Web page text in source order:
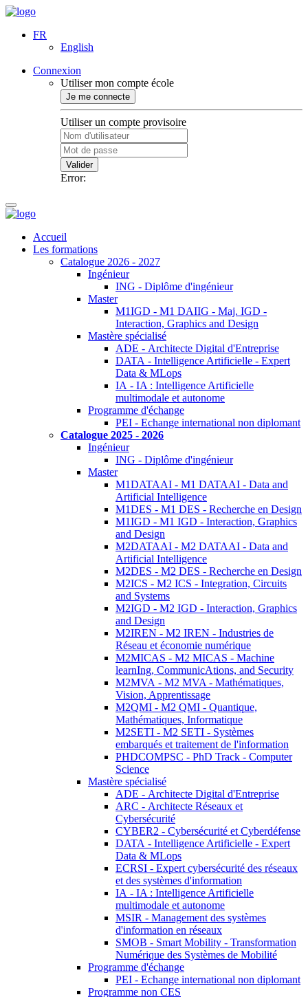
FR
English
Connexion
Utiliser mon compte école
Je me connecte
Utiliser un compte provisoire
Valider
Error:
Accueil
Les formations
Catalogue 2026 - 2027
Ingénieur
ING - Diplôme d'ingénieur
Master
M1IGD - M1 DAIIG - Maj. IGD -
Interaction, Graphics and Design
Mastère spécialisé
ADE - Architecte Digital d'Entreprise
DATA - Intelligence Artificielle - Expert
Data & MLops
IA - IA : Intelligence Artificielle
multimodale et autonome
Programme d'échange
PEI - Echange international non diplomant
Catalogue 2025 - 2026
Ingénieur
ING - Diplôme d'ingénieur
Master
M1DATAAI - M1 DATAAI - Data and
Artificial Intelligence
M1DES - M1 DES - Recherche en Design
M1IGD - M1 IGD - Interaction, Graphics
and Design
M2DATAAI - M2 DATAAI - Data and
Artificial Intelligence
M2DES - M2 DES - Recherche en Design
M2ICS - M2 ICS - Integration, Circuits
and Systems
M2IGD - M2 IGD - Interaction, Graphics
and Design
M2IREN - M2 IREN - Industries de
Réseau et économie numérique
M2MICAS - M2 MICAS - Machine
learnIng, CommunicAtions, and Security
M2MVA - M2 MVA - Mathématiques,
Vision, Apprentissage
M2QMI - M2 QMI - Quantique,
Mathématiques, Informatique
M2SETI - M2 SETI - Systèmes
embarqués et traitement de l'information
PHDCOMPSC - PhD Track - Computer
Science
Mastère spécialisé
ADE - Architecte Digital d'Entreprise
ARC - Architecte Réseaux et
Cybersécurité
CYBER2 - Cybersécurité et Cyberdéfense
DATA - Intelligence Artificielle - Expert
Data & MLops
ECRSI - Expert cybersécurité des réseaux
et des systèmes d'information
IA - IA : Intelligence Artificielle
multimodale et autonome
MSIR - Management des systèmes
d'information en réseaux
SMOB - Smart Mobility - Transformation
Numérique des Systèmes de Mobilité
Programme d'échange
PEI - Echange international non diplomant
Programme non CES